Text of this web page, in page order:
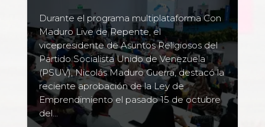
Durante el programa multiplataforma Con
Maduro Live de Repente, el
vicepresidente de Asuntos Religiosos del
Partido Socialista Unido de Venezuela
(PSUV), Nicolás Maduro Guerra, destacó la
reciente aprobación de la Ley de
Emprendimiento el pasado 15 de octubre
del...